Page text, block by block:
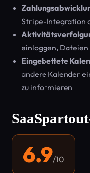
Stripe-Integration
einloggen,
Eingebettete
andere Kalender
zu informieren
6.9/10